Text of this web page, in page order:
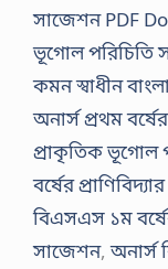
সাজেশন PDF
ভূগোল পরিচিতি
কমন স্বাধীন
অনার্স প্রথম
প্রাকৃতিক ভূগোল
বর্ষের
বিএসএস ১ম বর্ষের
সাজেশন,অনার্স